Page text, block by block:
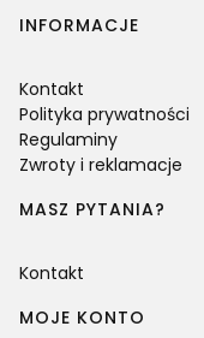
Linki w stopce
INFORMACJE
Kontakt
Polityka prywatności
Regulaminy
Zwroty i reklamacje
MASZ PYTANIA?
Kontakt
MOJE KONTO